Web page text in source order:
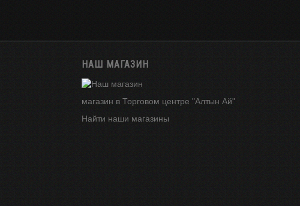
НАШ МАГАЗИН
магазин в Торговом центре "Алтын Ай"
Найти наши магазины